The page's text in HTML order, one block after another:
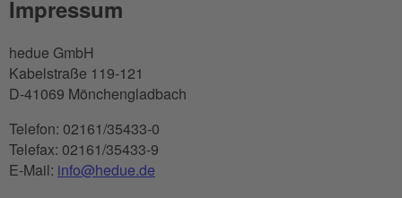
Impressum
hedue GmbH
Kabelstraße 119-121
D-41069 Mönchengladbach
Telefon: 02161/35433-0
Telefax: 02161/35433-9
E-Mail: info@hedue.de